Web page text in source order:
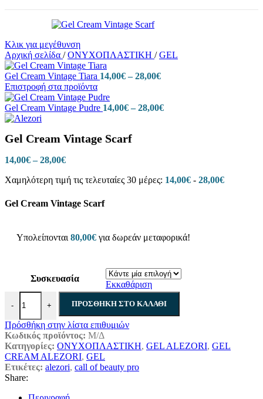
Κλικ για μεγέθυνση
Αρχική σελίδα / ΟΝΥΧΟΠΛΑΣΤΙΚΗ / GEL
Gel Cream Vintage Tiara 14,00€ – 28,00€Price
through
Επιστροφή στα προϊόντα
Gel Cream Vintage Pudre 14,00€ – 28,00€Price
Gel Cream Vintage Scarf
14,00€ – 28,00€Price
14,00€
28,00€
Χαμηλότερη τιμή τις τελευταίες 30 μέρες: 14,00€ - 28,00€
Gel Cream Vintage Scarf
Υπολείπονται 80,00€ για δωρεάν μεταφορικά!
Συσκευασία
Εκκαθάριση
-
Gel Cream Vintage Scarf ποσότητα
+ ΠΡΟΣΘΉΚΗ ΣΤΟ ΚΑΛΆΘΙ
Πρόσθήκη στην λίστα επιθυμιών
Κωδικός προϊόντος: Μ/Δ
Κατηγορίες: ΟΝΥΧΟΠΛΑΣΤΙΚΗ, GEL ALEZORI, GEL
CREAM ALEZORI, GEL
Ετικέτες: alezori, call of beauty pro
Share: